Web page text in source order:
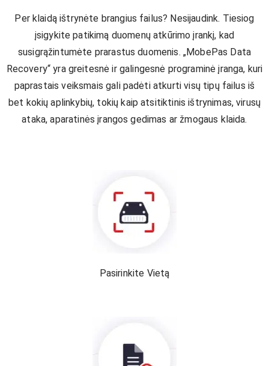
Per klaidą ištrynėte brangius failus? Nesijaudink. Tiesiog
įsigykite patikimą duomenų atkūrimo įrankį, kad
susigrąžintumėte prarastus duomenis. „MobePas Data
Recovery“ yra greitesnė ir galingesnė programinė įranga, kuri
paprastais veiksmais gali padėti atkurti visų tipų failus iš
bet kokių aplinkybių, tokių kaip atsitiktinis ištrynimas, virusų
ataka, aparatinės įrangos gedimas ar žmogaus klaida.
Pasirinkite Vietą